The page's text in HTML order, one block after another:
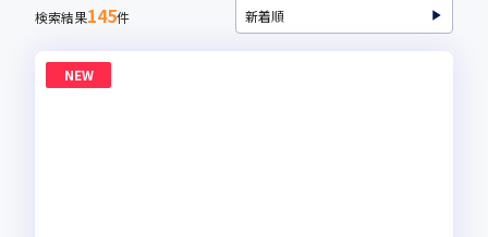
検索結果145件
NEW